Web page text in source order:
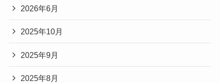
2026年6月
2025年10月
2025年9月
2025年8月